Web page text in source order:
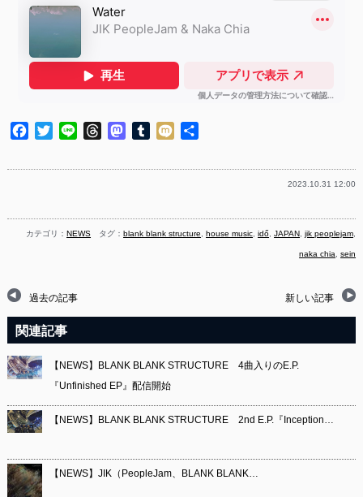
Facebook
TwitterLine ThreadsMastodon
Tumblr
Mixi
2023.10.31 12:00
カテゴリ：NEWS タグ：blank blank structure ,house music ,idő ,JAPAN ,jik peoplejam
naka chia ,sein
過去の記事 新しい記事
関連記事
【NEWS】BLANK BLANK STRUCTURE 4曲入りのE.P.
『Unfinished EP』配信開始
【NEWS】BLANK BLANK STRUCTURE 2nd E.P.『Inception…
【NEWS】JIK（PeopleJam、BLANK BLANK…